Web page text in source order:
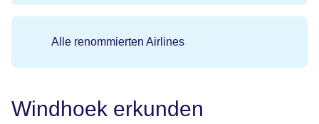
Alle renommierten Airlines
Windhoek erkunden